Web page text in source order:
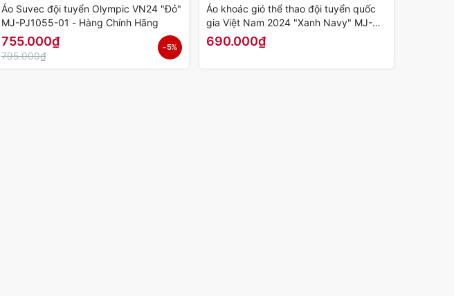
Áo Suvec đội tuyển Olympic VN24 "Đỏ"
MJ-PJ1055-01 - Hàng Chính Hãng
755.000₫
795.000₫
- 5%
Áo khoác gió thể thao đội tuyển quốc
gia Việt Nam 2024 "Xanh Navy" MJ-
PJ1003-02 - Hàng Chính Hãng
690.000₫